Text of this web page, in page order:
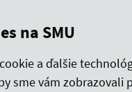
na SMU
a ďalšie
sme vám zobrazovali